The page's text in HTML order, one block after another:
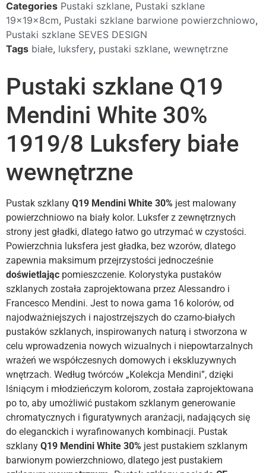
Categories Pustaki szklane, Pustaki szklane
19x19x8cm, Pustaki szklane barwione powierzchniowo,
Pustaki szklane SEVES DESIGN
Tags białe, luksfery, pustaki szklane, wewnętrzne
Pustaki szklane Q19
Mendini White 30%
1919/8 Luksfery białe
wewnętrzne
Pustak szklany Q19 Mendini White 30% jest malowany
powierzchniowo na biały kolor. Luksfer z zewnętrznych
strony jest gładki, dlatego łatwo go utrzymać w czystości.
Powierzchnia luksfera jest gładka, bez wzorów, dlatego
zapewnia maksimum przejrzystości jednocześnie
doświetlając pomieszczenie. Kolorystyka pustaków
szklanych została zaprojektowana przez Alessandro i
Francesco Mendini. Jest to nowa gama 16 kolorów, od
najodważniejszych i najostrzejszych do czarno-białych
pustaków szklanych, inspirowanych naturą i stworzona w
celu wprowadzenia nowych wizualnych i niepowtarzalnych
wrażeń we współczesnych domowych i ekskluzywnych
wnętrzach. Według twórców „Kolekcja Mendini”, dzięki
lśniącym i młodzieńczym kolorom, została zaprojektowana
po to, aby umożliwić pustakom szklanym generowanie
chromatycznych i figuratywnych aranżacji, nadających się
do eleganckich i wyrafinowanych kombinacji. Pustak
szklany Q19 Mendini White 30% jest pustakiem szklanym
barwionym powierzchniowo, dlatego jest pustakiem